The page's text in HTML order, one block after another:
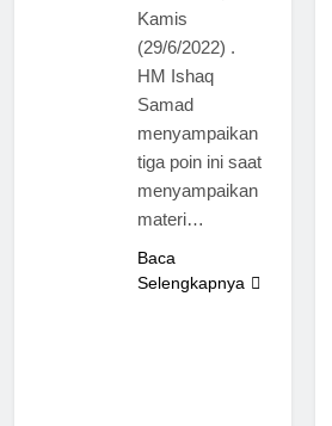
Kamis
(29/6/2022) .
HM Ishaq
Samad
menyampaikan
tiga poin ini saat
menyampaikan
materi…
Baca
Selengkapnya